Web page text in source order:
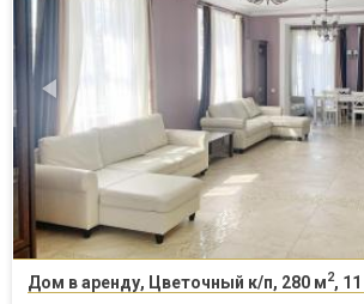
Дом в аренду, Цветочный к/п, 280 м2,